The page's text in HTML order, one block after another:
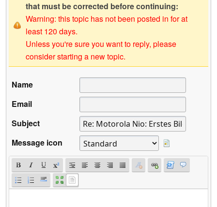
that must be corrected before continuing:
Warning: this topic has not been posted in for at
least 120 days.
Unless you're sure you want to reply, please
consider starting a new topic.
Name
Email
Subject
Message icon